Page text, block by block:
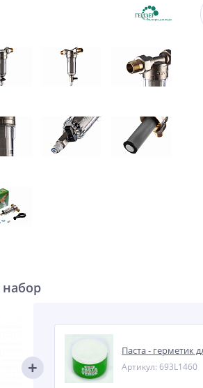
набор
Паста - герметик
Артикул: 693L1460